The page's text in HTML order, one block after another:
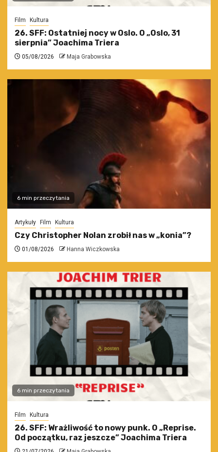
Film Kultura
26. SFF: Ostatniej nocy w Oslo. O „Oslo, 31
sierpnia” Joachima Triera
05/08/2026 Maja Grabowska
6 min przeczytania
Artykuły Film Kultura
Czy Christopher Nolan zrobił nas w „konia”?
01/08/2026 Hanna Wiczkowska
6 min przeczytania
Film Kultura
26. SFF: Wrażliwość to nowy punk. O „Reprise.
Od początku, raz jeszcze” Joachima Triera